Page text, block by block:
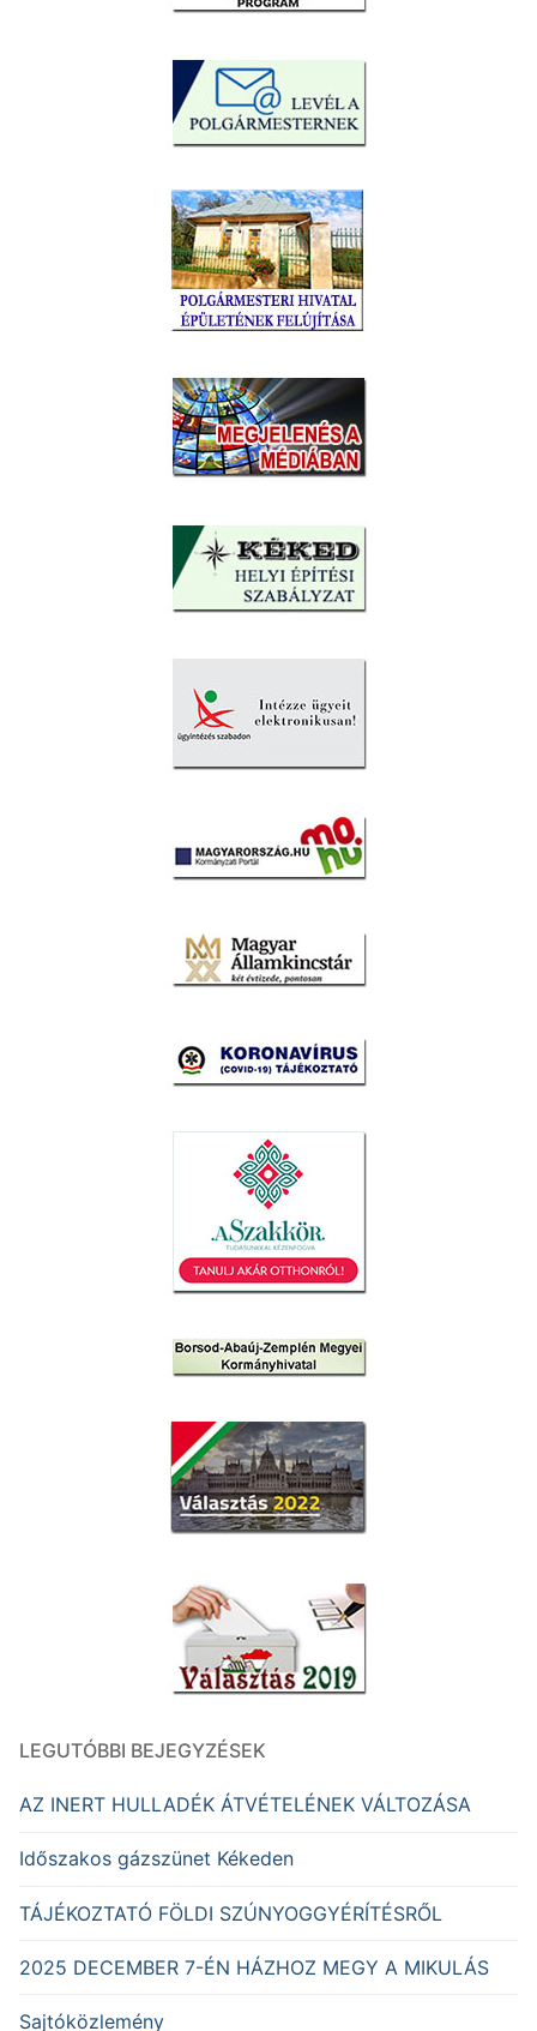
LEGUTÓBBI BEJEGYZÉSEK
AZ INERT HULLADÉK ÁTVÉTELÉNEK VÁLTOZÁSA
Időszakos gázszünet Kékeden
TÁJÉKOZTATÓ FÖLDI SZÚNYOGGYÉRÍTÉSRŐL
2025 DECEMBER 7-ÉN HÁZHOZ MEGY A MIKULÁS
Sajtóközlemény